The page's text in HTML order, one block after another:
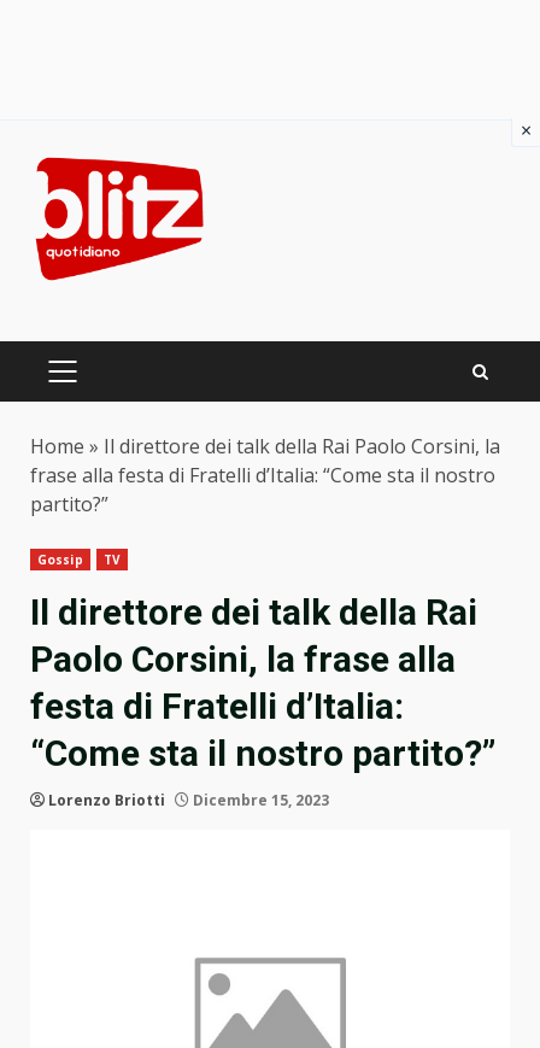
content
PRIMARY
Home » Il direttore dei talk della Rai Paolo Corsini, la
frase alla festa di Fratelli d’Italia: “Come sta il nostro
partito?”
Gossip TV
Il direttore dei talk della Rai
Paolo Corsini, la frase alla
festa di Fratelli d’Italia:
“Come sta il nostro partito?”
Lorenzo Briotti Dicembre 15, 2023
×